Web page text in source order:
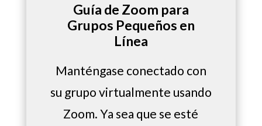
Guía de Zoom para
Grupos Pequeños en
Línea
Manténgase conectado con
su grupo virtualmente usando
Zoom. Ya sea que se esté